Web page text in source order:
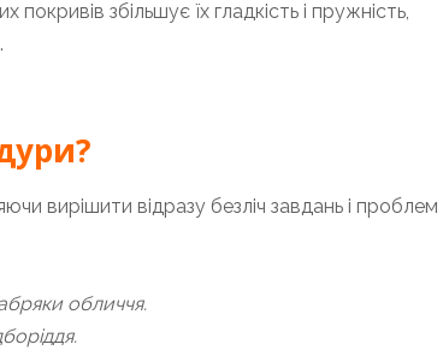
збільшує їх гладкість і пружність,
вирішити відразу безліч завдань і проблем
обличчя.